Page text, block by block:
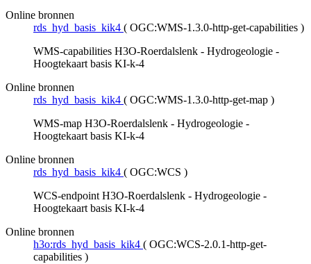
Online bronnen
rds_hyd_basis_kik4 ( OGC:WMS-1.3.0-http-get-capabilities )
WMS-capabilities H3O-Roerdalslenk - Hydrogeologie -
Hoogtekaart basis KI-k-4
Online bronnen
rds_hyd_basis_kik4 ( OGC:WMS-1.3.0-http-get-map )
WMS-map H3O-Roerdalslenk - Hydrogeologie -
Hoogtekaart basis KI-k-4
Online bronnen
rds_hyd_basis_kik4 ( OGC:WCS )
WCS-endpoint H3O-Roerdalslenk - Hydrogeologie -
Hoogtekaart basis KI-k-4
Online bronnen
h3o:rds_hyd_basis_kik4 ( OGC:WCS-2.0.1-http-get-
capabilities )